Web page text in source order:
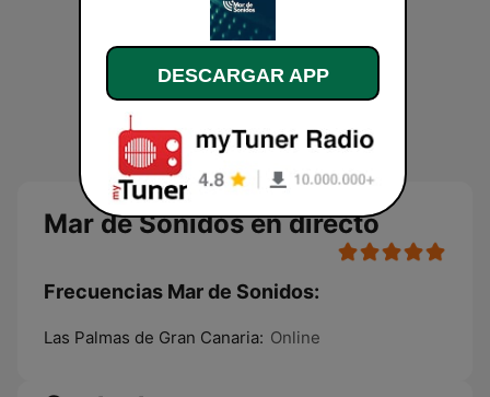
Mar de Sonidos en directo
Frecuencias Mar de Sonidos:
Las Palmas de Gran Canaria: Online
DESCARGAR APP